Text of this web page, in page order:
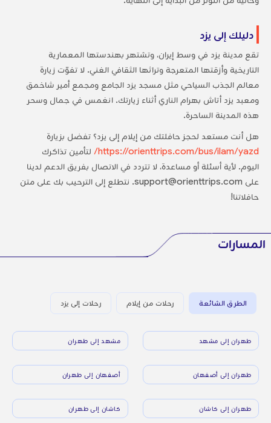
دليلك إلى يزد
تقع مدينة يزد في وسط إيران، وتشتهر بهندستها المعمارية
التاريخية وأزقتها المتعرجة وتراثها الثقافي الغني. لا تفوّت زيارة
معالم الجذب السياحي مثل مسجد يزد الجامع ومجمع أمير شاخمق
ومعبد يزد أتاش بهرام الناري أثناء زيارتك. انغمس في جمال وسحر
هذه المدينة الساحرة.
هل أنت مستعد لحجز حافلتك من إيلام إلى يزد؟ تفضل بزيارة
https://orienttrips.com/bus/ilam/yazd/
لتأمين تذاكرك
اليوم. لأية أسئلة أو مساعدة، لا تتردد في الاتصال بفريق الدعم لدينا
على support@orienttrips.com. نتطلع إلى الترحيب بك على متن
حافلاتنا!
المسارات
الطرق الشائعة رحلات من إيلام رحلات إلى يزد
طهران إلى مشهد مشهد إلى طهران
طهران إلى أصفهان أصفهان إلى طهران
طهران إلى كاشان كاشان إلى طهران